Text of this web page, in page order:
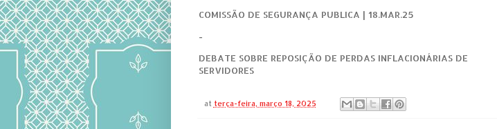
COMISSÃO DE SEGURANÇA PUBLICA | 18.MAR.25
-
DEBATE SOBRE REPOSIÇÃO DE PERDAS INFLACIONÁRIAS DE
SERVIDORES
at terça-feira, março 18, 2025